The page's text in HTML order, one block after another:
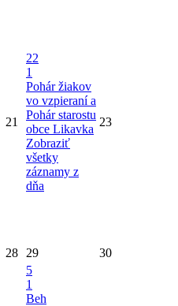
21
22
1
Pohár žiakov
vo vzpieraní a
Pohár starostu
obce Likavka
Zobraziť
všetky
záznamy z
dňa
23
28 29 30
5
1
Beh